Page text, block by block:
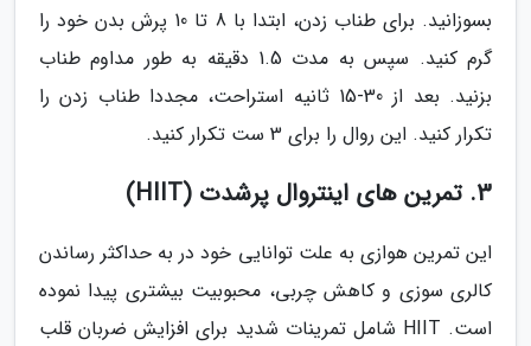
بسوزانید. برای طناب زدن، ابتدا با 8 تا 10 پرش بدن خود را
گرم کنید. سپس به مدت 1.5 دقیقه به طور مداوم طناب
بزنید. بعد از 30-15 ثانیه استراحت، مجددا طناب زدن را
تکرار کنید. این روال را برای 3 ست تکرار کنید.
3. تمرین های اینتروال پرشدت (HIIT)
این تمرین هوازی به علت توانایی خود در به حداکثر رساندن
کالری سوزی و کاهش چربی، محبوبیت بیشتری پیدا نموده
است. HIIT شامل تمرینات شدید برای افزایش ضربان قلب